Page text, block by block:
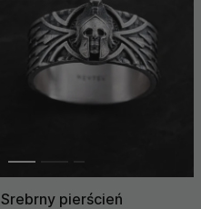
Srebrny pierścień